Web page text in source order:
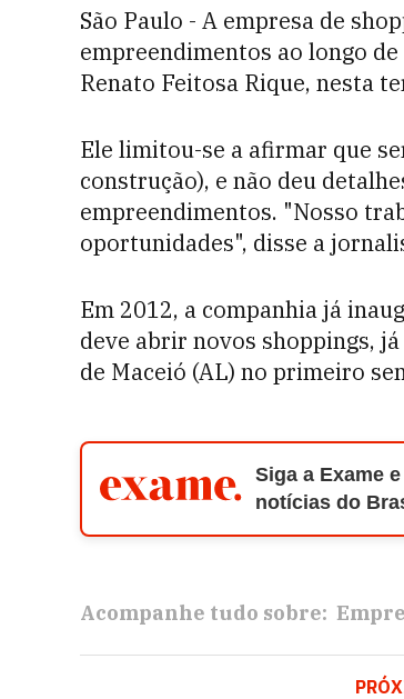
São Paulo - A empresa de
empreendimentos ao longo
Renato Feitosa Rique, nesta
Ele limitou-se a afirmar que
construção), e não deu
empreendimentos. "Nosso
oportunidades", disse a
Em 2012, a companhia já
deve abrir novos shoppings, já
de Maceió (AL) no primeiro
Siga a Exame
notícias do
Acompanhe tudo sobre: